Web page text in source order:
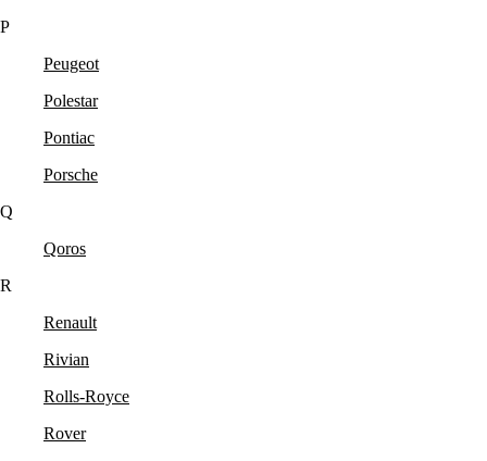
P
Peugeot
Polestar
Pontiac
Porsche
Q
Qoros
R
Renault
Rivian
Rolls-Royce
Rover